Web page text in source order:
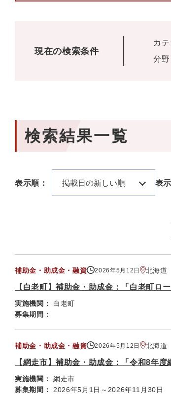
現在の検索条件
カテ
分野
検索結果一覧
表示順： 掲載日の新しい順 表
補助金・助成金・融資 2026年5月12日 北海道
【白老町】補助金・助成金：「白老町ロ
実施機関：
白老町
募集期間：
補助金・助成金・融資 2026年5月12日 北海道
【網走市】補助金・助成金：「令和8年
実施機関：
網走市
募集期間：
2026年5月1日～2026年11月30日